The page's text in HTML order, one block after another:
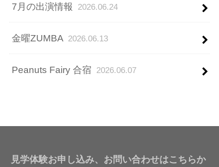
7月の出演情報 2026.06.24
金曜ZUMBA 2026.06.13
Peanuts Fairy 合宿 2026.06.07
見学体験お申し込み、お問い合わせはこちらか